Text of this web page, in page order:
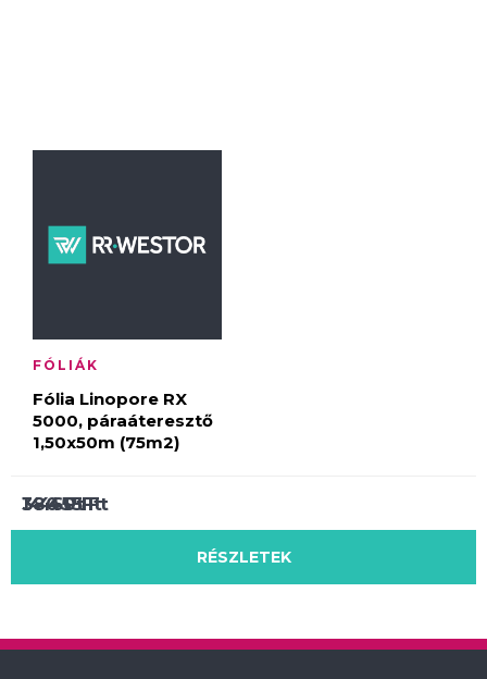
3 460Ft
RÉSZLETEK
14 455Ft
RÉSZLETEK
FÓLIÁK
Fólia Linopore RX
5000, páraáteresztő
1,50x50m (75m2)
380Ft
RÉSZLETEK